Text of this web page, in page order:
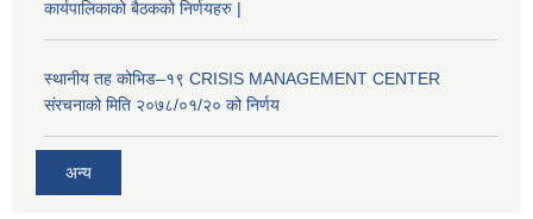
कार्यपालिकाको बैठकको निर्णयहरु |
स्थानीय तह कोभिड–१९ CRISIS MANAGEMENT CENTER
संरचनाको मिति २०७८/०१/२० को निर्णय
अन्य